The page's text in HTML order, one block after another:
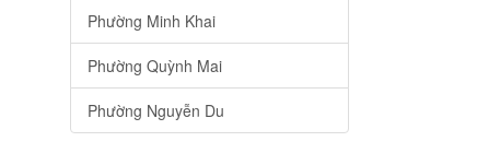
Phường Minh Khai
Phường Quỳnh Mai
Phường Nguyễn Du